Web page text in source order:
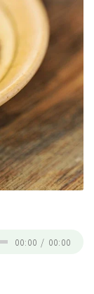
00:00 / 00:00